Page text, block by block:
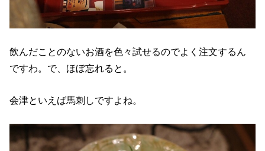
飲んだことのないお酒を色々試せるのでよく注文するん
ですわ。で、ほぼ忘れると。
会津といえば馬刺しですよね。